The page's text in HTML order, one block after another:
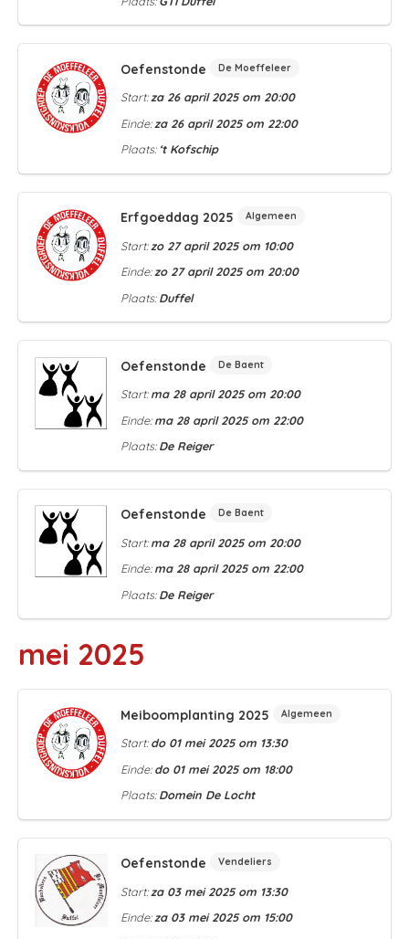
Oefenstonde De Moeffeleer
Start:za 26 april 2025 om 20:00
Einde:za 26 april 2025 om 22:00
Plaats: ‘t Kofschip
Erfgoeddag 2025 Algemeen
Start:zo 27 april 2025 om 10:00
Einde:zo 27 april 2025 om 20:00
Plaats:Duffel
Oefenstonde De Baent
Start:ma 28 april 2025 om 20:00
Einde:ma 28 april 2025 om 22:00
Plaats:De Reiger
Oefenstonde De Baent
Start:ma 28 april 2025 om 20:00
Einde:ma 28 april 2025 om 22:00
Plaats:De Reiger
mei 2025
Meiboomplanting 2025 Algemeen
Start:do 01 mei 2025 om 13:30
Einde:do 01 mei 2025 om 18:00
Plaats:Domein De Locht
Oefenstonde Vendeliers
Start:za 03 mei 2025 om 13:30
Einde:za 03 mei 2025 om 15:00